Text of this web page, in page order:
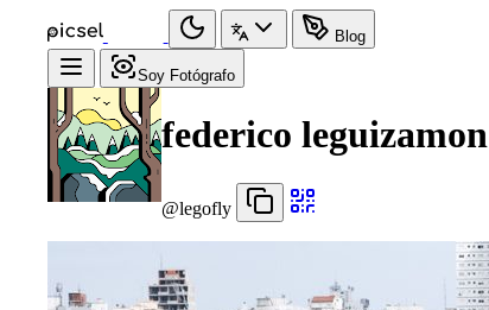
Blog
Soy Fotógrafo
federico leguizamon
@legofly